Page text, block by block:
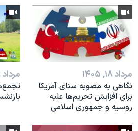
مرداد ۱۸, ۱۴۰۵
نگاهی به مصوبه سنای آمریکا
برای افزایش تحریم‌ها علیه
روسیه و جمهوری اسلامی
مرداد ۱۸, ۱۴۰۵